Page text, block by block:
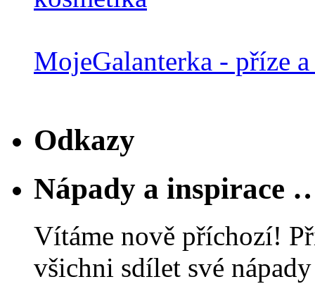
MojeGalanterka - příze
Odkazy
Nápady a inspirace
Vítáme nově příchozí!
všichni sdílet své